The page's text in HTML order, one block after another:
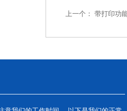
上一个： 带打印功